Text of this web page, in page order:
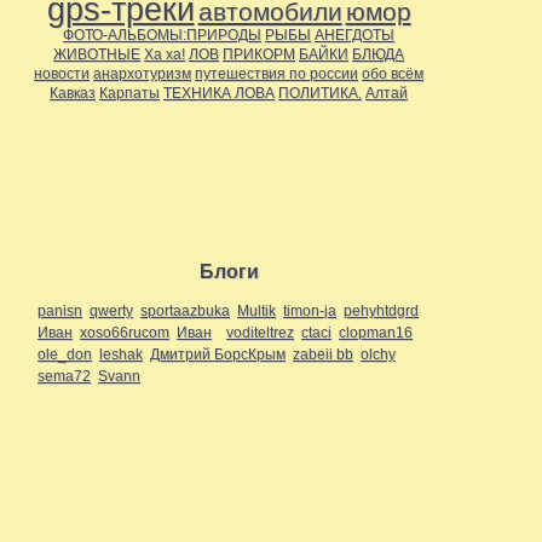
gps-треки автомобили юмор
ФОТО-АЛЬБОМЫ:ПРИРОДЫ РЫБЫ АНЕГДОТЫ
ЖИВОТНЫЕ Ха ха! ЛОВ ПРИКОРМ БАЙКИ БЛЮДА
новости анархотуризм путешествия по россии обо всём
Кавказ Карпаты ТЕХНИКА ЛОВА ПОЛИТИКА. Алтай
Блоги
panisn qwerty sportaazbuka Multik timon-ja pehyhtdgrd
Иван xoso66rucom Иван voditeltrez ctaci clopman16
ole_don leshak Дмитрий БорсКрым zabeii bb olchy
sema72 Svann